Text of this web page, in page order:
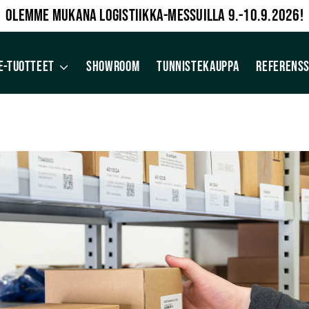
OLEMME MUKANA LOGISTIIKKA-MESSUILLA 9.-10.9.2026!
TUOTTEET SHOWROOM TUNNISTEKAUPPA